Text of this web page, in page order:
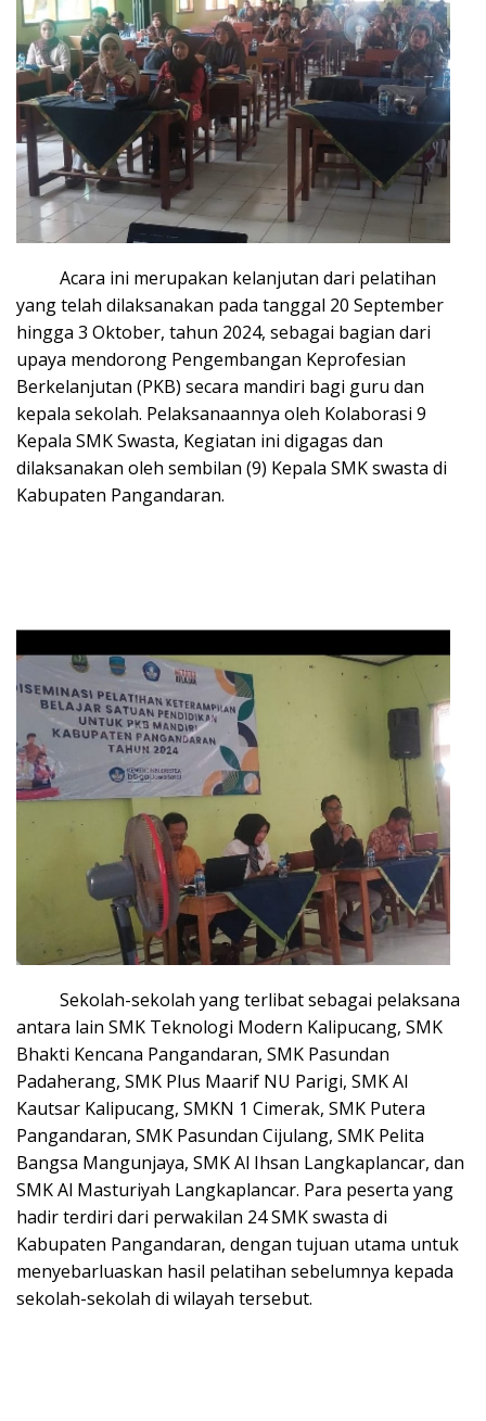
Acara ini merupakan kelanjutan dari pelatihan
yang telah dilaksanakan pada tanggal 20 September
hingga 3 Oktober, tahun 2024, sebagai bagian dari
upaya mendorong Pengembangan Keprofesian
Berkelanjutan (PKB) secara mandiri bagi guru dan
kepala sekolah. Pelaksanaannya oleh Kolaborasi 9
Kepala SMK Swasta, Kegiatan ini digagas dan
dilaksanakan oleh sembilan (9) Kepala SMK swasta di
Kabupaten Pangandaran.
Sekolah-sekolah yang terlibat sebagai pelaksana
antara lain SMK Teknologi Modern Kalipucang, SMK
Bhakti Kencana Pangandaran, SMK Pasundan
Padaherang, SMK Plus Maarif NU Parigi, SMK Al
Kautsar Kalipucang, SMKN 1 Cimerak, SMK Putera
Pangandaran, SMK Pasundan Cijulang, SMK Pelita
Bangsa Mangunjaya, SMK Al Ihsan Langkaplancar, dan
SMK Al Masturiyah Langkaplancar. Para peserta yang
hadir terdiri dari perwakilan 24 SMK swasta di
Kabupaten Pangandaran, dengan tujuan utama untuk
menyebarluaskan hasil pelatihan sebelumnya kepada
sekolah-sekolah di wilayah tersebut.